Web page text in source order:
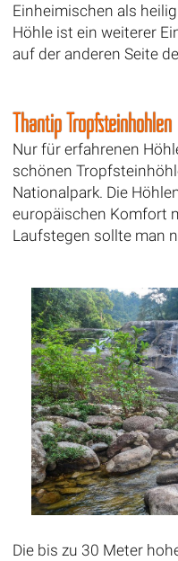
Einheimischen als
Höhle ist ein weiterer
auf der anderen Seite
Thantip Tropfsteinhöhlen
Nur für erfahrenen
schönen
Nationalpark. Die
europäischen Komfort
Laufstegen sollte man
Die bis zu 30 Meter